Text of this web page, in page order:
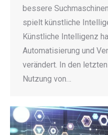
bessere
spielt künstliche
Künstliche Intelligenz
Automatisierung und
verändert. In den
Nutzung von…